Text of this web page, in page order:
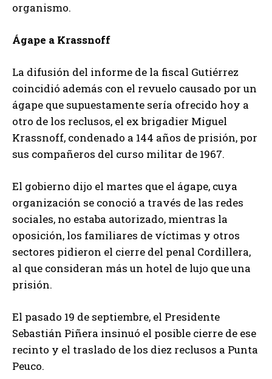
organismo.
Ágape a Krassnoff
La difusión del informe de la fiscal Gutiérrez
coincidió además con el revuelo causado por un
ágape que supuestamente sería ofrecido hoy a
otro de los reclusos, el ex brigadier Miguel
Krassnoff, condenado a 144 años de prisión, por
sus compañeros del curso militar de 1967.
El gobierno dijo el martes que el ágape, cuya
organización se conoció a través de las redes
sociales, no estaba autorizado, mientras la
oposición, los familiares de víctimas y otros
sectores pidieron el cierre del penal Cordillera,
al que consideran más un hotel de lujo que una
prisión.
El pasado 19 de septiembre, el Presidente
Sebastián Piñera insinuó el posible cierre de ese
recinto y el traslado de los diez reclusos a Punta
Peuco.